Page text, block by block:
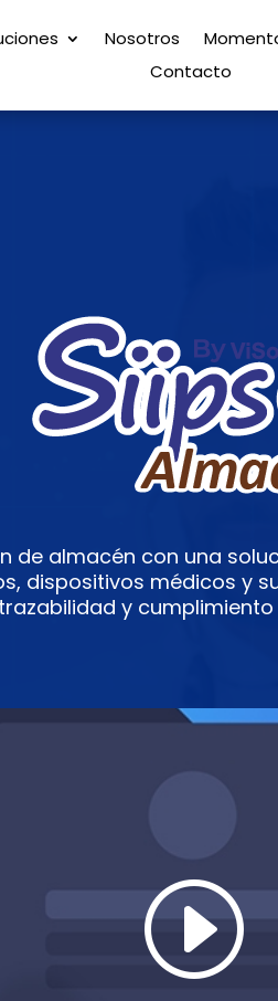
Nosotros
Contacto
de almacén con una
dispositivos médicos y
trazabilidad y